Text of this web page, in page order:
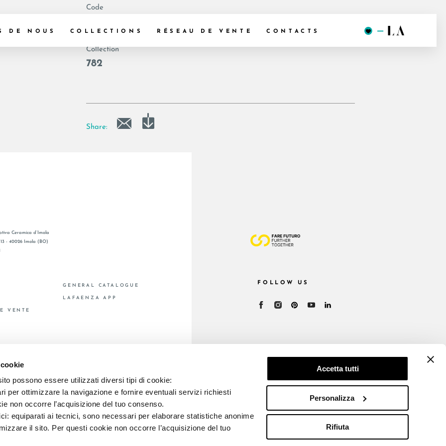
possono essere utilizzati diversi tipi di cookie:
per ottimizzare la navigazione e fornire eventuali servizi richiesti
non occorre l’acquisizione del tuo consenso.
equiparati ai tecnici, sono necessari per elaborare statistiche anonime
il sito. Per questi cookie non occorre l’acquisizione del tuo
Accetta tutti
Personalizza
Rifiuta
DE NOUS COLLECTIONS RÉSEAU DE VENTE CONTACTS
Code
Collection
782
Share:
Ceramica d’Imola
- 40026 Imola (BO)
VENTE
GENERAL CATALOGUE
LAFAENZA APP
FOLLOW US